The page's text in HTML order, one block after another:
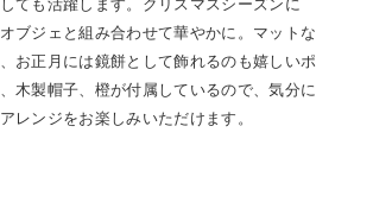
ても活躍します。クリスマスシーズンに
ブジェと組み合わせて華やかに。マットな
お正月には鏡餅として飾れるのも嬉しいポ
木製帽子、橙が付属しているので、気分に
レンジをお楽しみいただけます。